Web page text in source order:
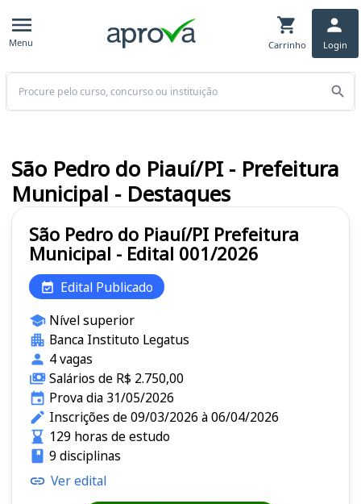
Menu Carrinho Login
Buscar
São Pedro do Piauí/PI Prefeitura
Municipal - Edital 001/2026
Edital Publicado
Nível superior
Banca Instituto Legatus
4 vagas
Salários de R$ 2.750,00
Prova dia 31/05/2026
Inscrições de 09/03/2026 à 06/04/2026
129 horas de estudo
9 disciplinas
Ver edital
São Pedro do Piauí/PI - Prefeitura
Municipal - Destaques